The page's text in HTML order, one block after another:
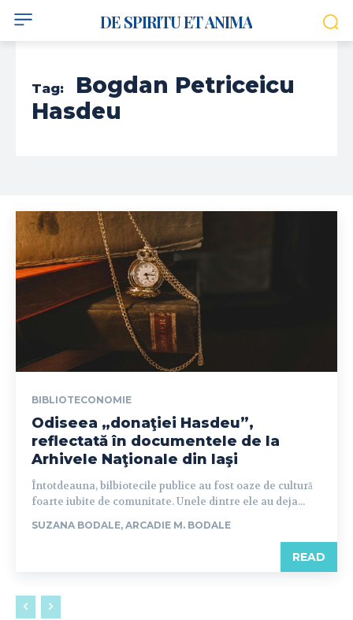
DE SPIRITU ET ANIMA
Tag:
Bogdan Petriceicu
Hasdeu
BIBLIOTECONOMIE
Odiseea „donaţiei Hasdeu”,
reflectată în documentele de la
Arhivele Naţionale din Iaşi
Întotdeauna, bilbiotecile publice au fost oaze de cultură
foarte iubite de comunitate. Unele dintre ele au deja...
SUZANA BODALE, ARCADIE M. BODALE
READ